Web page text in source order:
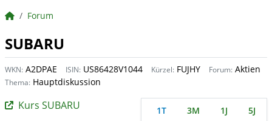
BörsenNEWS.de
Forum
SUBARU
WKN: A2DPAE ISIN: US86428V1044 Kürzel: FUJHY Forum: Aktien
Thema: Hauptdiskussion
Kurs SUBARU 1T 3M 1J 5J